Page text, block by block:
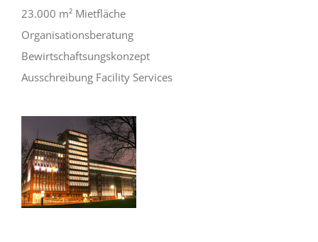
23.000 m² Mietfläche
Organisationsberatung
Bewirtschaftsungskonzept
Ausschreibung Facility Services